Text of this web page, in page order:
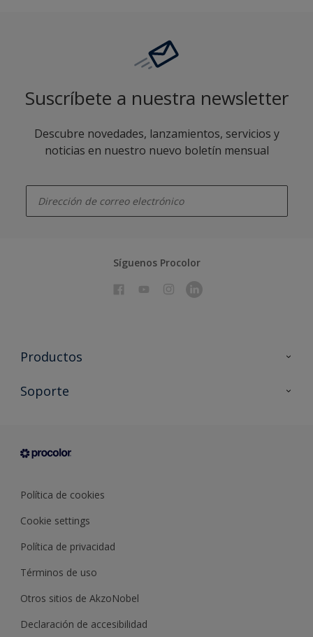
Suscríbete a nuestra newsletter
Descubre novedades, lanzamientos, servicios y
noticias en nuestro nuevo boletín mensual
Síguenos Procolor
Productos
Todos los productos
Condiciones generales de venta
Soporte
Sobre Procolor
Política de cookies
Cookie settings
Política de privacidad
Términos de uso
Otros sitios de AkzoNobel
Declaración de accesibilidad